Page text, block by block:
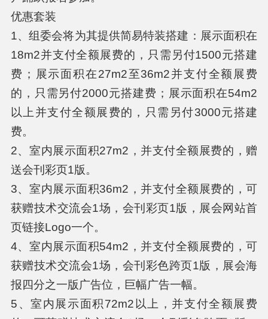
优惠套装
1、组委会将为其提供简易特装搭建：展示面积在
18m2并支付全额展费的，只需另付1500元搭建
费；展示面积在27m2至36m2并支付全额展费
的，只需另付2000元搭建费；展示面积在54m2
以上并支付全额展费的，只需另付3000元搭建
费。
2、室内展示面积27m2，并支付全额展费的，赠
送会刊彩页1版。
3、室内展示面积36m2，并支付全额展费的，可
获赠技术交流会1场，会刊彩页1版，展会网站首
页链接Logo一个。
4、室内展示面积54m2，并支付全额展费的，可
获赠技术交流会1场，会刊彩色跨页1版，展会海
报四分之一版广告位，巨幅广告一幅。
5、室内展示面积72m2以上，并支付全额展费